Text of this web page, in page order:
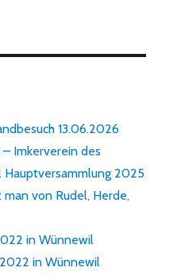
13.06.2026
Imkerverein des
Hauptversammlung 2025
man von Rudel, Herde,
in Wünnewil
2022 in Wünnewil